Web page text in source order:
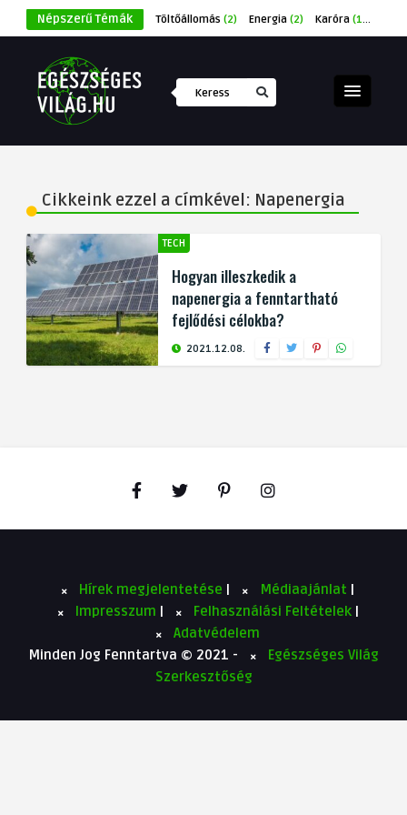
Népszerű Témák Töltőállomás (2) Energia (2) Karóra (1)
Cikkeink ezzel a címkével: Napenergia
TECH
Hogyan illeszkedik a
napenergia a fenntartható
fejlődési célokba?
2021.12.08.
Hírek megjelentetése | Médiaajánlat |
Impresszum | Felhasználási Feltételek |
Adatvédelem
Minden Jog Fenntartva © 2021 -
Egészséges Világ
Szerkesztőség